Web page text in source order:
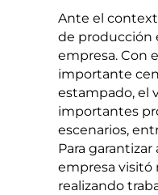
Ante el
de producción
empresa. Con
importante
estampado, el
importantes
escenarios,
Para
empresa visitó
realizando